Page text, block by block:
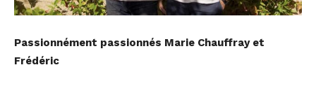
Passionnément passionnés Marie Chauffray et
Frédéric